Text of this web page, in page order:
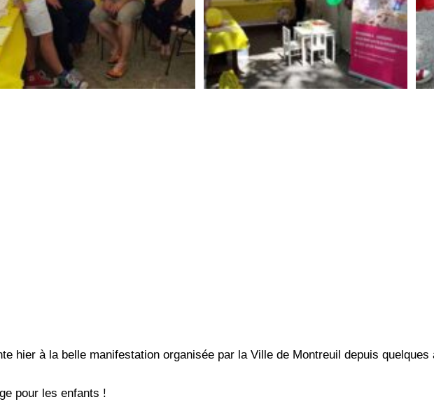
hier à la belle manifestation organisée par la Ville de Montreuil depuis quelques
pour les enfants !